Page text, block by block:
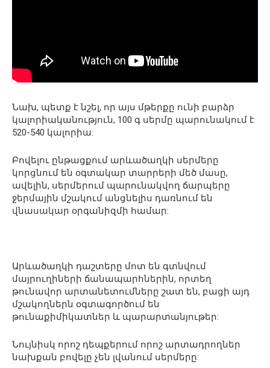
Նախ, պետք է նշել, որ այս մթերքը ունի բարձր
կալորիականություն, 100 գ սերմը պարունակում է
520-540 կալորիա:
Բովելու ընթացքում արևածաղկի սերմերը
կորցնում են օգտակար տարրերի մեծ մասը,
ավելին, սերմերում պարունակվող ճարպերը
ջերմային մշակում անցնելիս դառնում են
վնասակար օրգանիզմի համար:
Արևածաղկի դաշտերը մոտ են գտնվում
մայրուղիների ճանապարհներին, որտեղ
թունավոր արտանետումները շատ են, բացի այդ
մշակողներն օգտագործում են
թունաքիմիկատներ և պարարտանյութեր:
Նույնիսկ որոշ դեպքերում որոշ արտադրողներ
նախքան բովելը չեն լվանում սերմերը: